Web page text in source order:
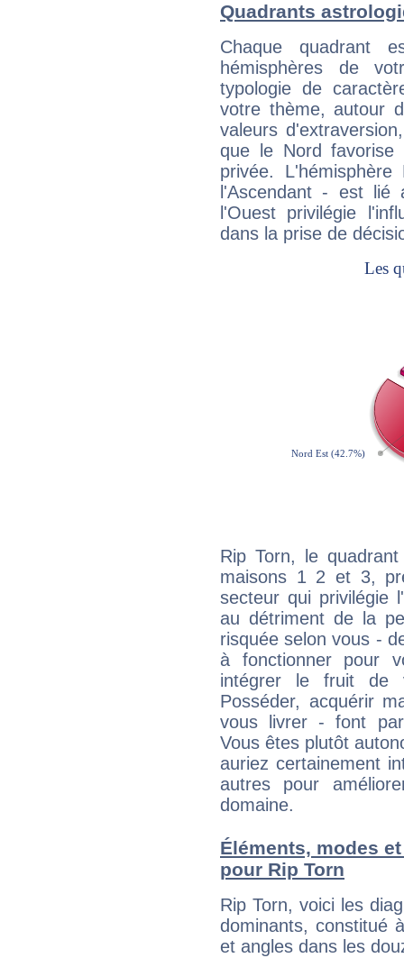
Quadrants
Chaque quadrant
hémisphères de
typologie de
votre thème, autour
valeurs
que le Nord favorise
privée.
l'Ascendant - est
l'Ouest privilégie
dans la prise de
Rip Torn, le
maisons 1 2 et 3,
secteur qui privilégie
au détriment de la
risquée selon vous -
à fonctionner pour
intégrer le fruit de
Posséder, acquérir
vous livrer - font
Vous êtes plutôt
auriez certainement
autres pour
domaine.
Éléments, modes
pour Rip Torn
Rip Torn, voici les
dominants, constitué
et angles dans les